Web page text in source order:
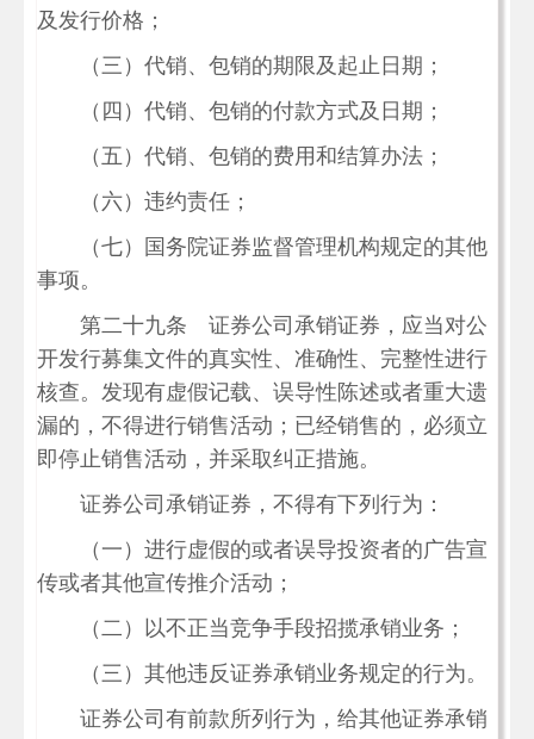
及发行价格；
（三）代销、包销的期限及起止日期；
（四）代销、包销的付款方式及日期；
（五）代销、包销的费用和结算办法；
（六）违约责任；
（七）国务院证券监督管理机构规定的其他
事项。
第二十九条 证券公司承销证券，应当对公
开发行募集文件的真实性、准确性、完整性进行
核查。发现有虚假记载、误导性陈述或者重大遗
漏的，不得进行销售活动；已经销售的，必须立
即停止销售活动，并采取纠正措施。
证券公司承销证券，不得有下列行为：
（一）进行虚假的或者误导投资者的广告宣
传或者其他宣传推介活动；
（二）以不正当竞争手段招揽承销业务；
（三）其他违反证券承销业务规定的行为。
证券公司有前款所列行为，给其他证券承销